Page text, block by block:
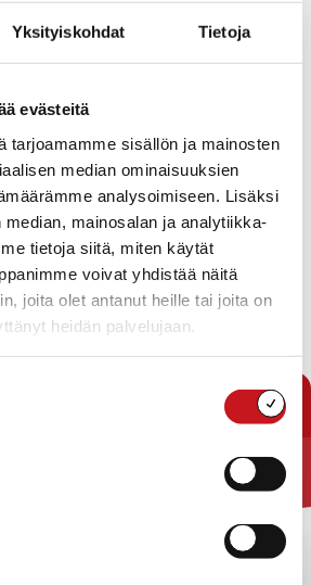
Yksityiskohdat Tietoja
evästeitä
tarjoamamme sisällön ja mainosten
median ominaisuuksien
analysoimiseen. Lisäksi
mainosalan ja analytiikka-
tietoja siitä, miten käytät
voivat yhdistää näitä
joita olet antanut heille tai joita on
heidän palvelujaan.
mukaan tehtävään.
uimataito ja täysi-ikäisyys.
linkin kautta.
kello 15 saakka.
fi/tyopaikka/209475